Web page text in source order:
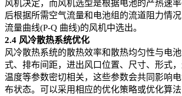
风机决定，而风机选型是根据电池的产热速
后根据所需空气流量和电池组的流道阻力情
流量曲线(P-Q 曲线)的风机中选出。
2.4 风冷散热系统优化
风冷散热系统的散热效率和散热均匀性与电
式、排布间距，进出风口位置、尺寸、形式，
温度等参数密切相关，这些参数会共同影响
布状态。可以采用相应的优化策略或优化算